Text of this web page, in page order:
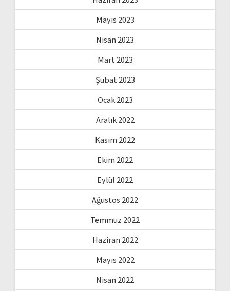
Mayıs 2023
Nisan 2023
Mart 2023
Şubat 2023
Ocak 2023
Aralık 2022
Kasım 2022
Ekim 2022
Eylül 2022
Ağustos 2022
Temmuz 2022
Haziran 2022
Mayıs 2022
Nisan 2022